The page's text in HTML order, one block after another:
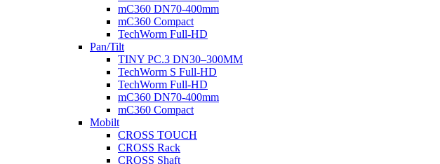
mC360 DN70-400mm
mC360 Compact
TechWorm Full-HD
Pan/Tilt
TINY PC.3 DN30–300MM
TechWorm S Full-HD
TechWorm Full-HD
mC360 DN70-400mm
mC360 Compact
Mobilt
CROSS TOUCH
CROSS Rack
CROSS Shaft